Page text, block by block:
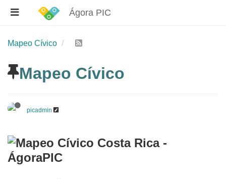
Ágora PIC
Mapeo Cívico
Mapeo Cívico
picadmin